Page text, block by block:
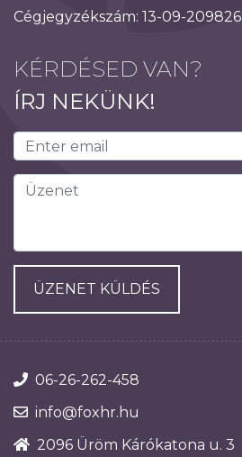
Cégjegyzékszám: 13-09-209826
KÉRDÉSED VAN?
ÍRJ NEKÜNK!
ÜZENET KÜLDÉS
06-26-262-458
info@foxhr.hu
2096 Üröm Kárókatona u. 3